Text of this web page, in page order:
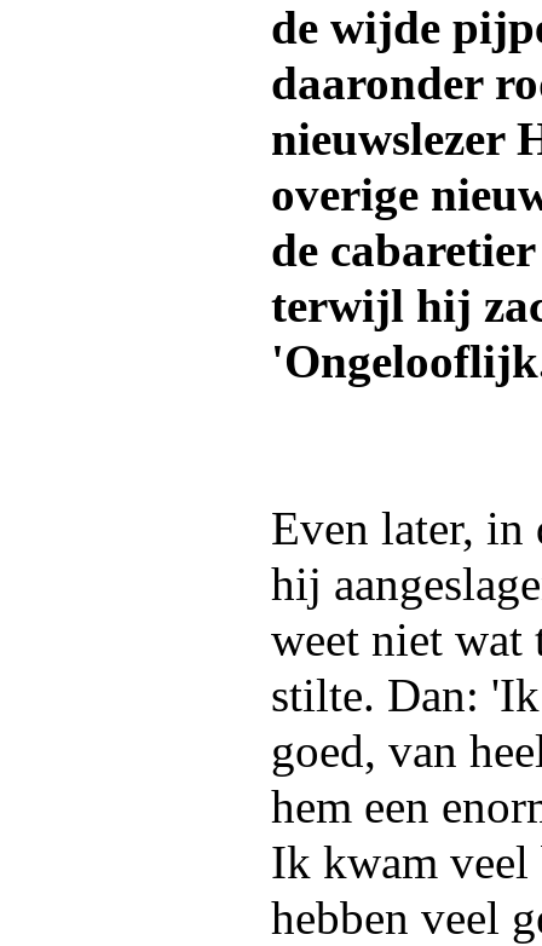
de wijde
daaronder
nieuwslezer
overige
de
terwijl hij
Even later, in
hij
weet niet wat
stilte. Dan:
goed, van
hem een
Ik kwam
hebben veel